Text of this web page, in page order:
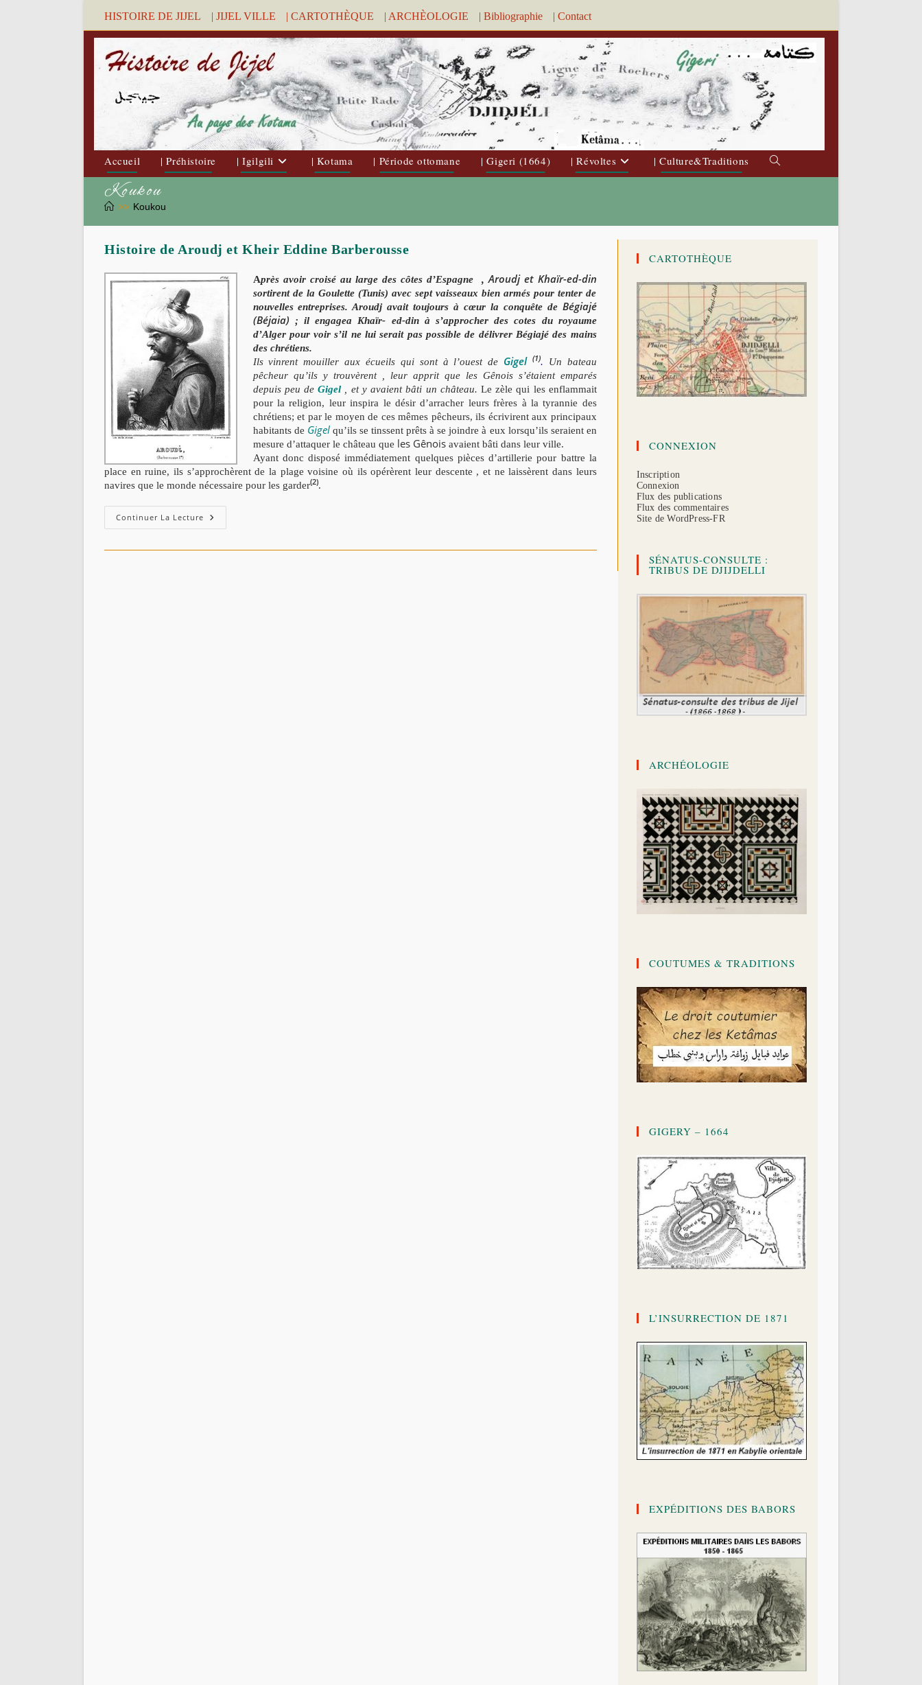
HISTOIRE DE JIJEL | JIJEL VILLE | CARTOTHÈQUE | ARCHÈOLOGIE | Bibliographie | Contact
Accueil | Préhistoire | Igilgili | Kotama | Période ottomane | Gigeri (1664) | Révoltes | Culture&Traditions
Toggle
Koukou
>> Koukou
Histoire de Aroudj et Kheir Eddine Barberousse
Après avoir croisé au large des côtes d’Espagne , Aroudj et Khaïr-ed-din
sortirent de la Goulette (Tunis) avec sept vaisseaux bien armés pour tenter de
nouvelles entreprises. Aroudj avait toujours à cœur la conquête de Bégiajé
(Béjaia) ; il engagea Khaïr- ed-din à s’approcher des cotes du royaume
d’Alger pour voir s’il ne lui serait pas possible de délivrer Bégiajé des mains
des chrétiens.
Ils vinrent mouiller aux écueils qui sont à l’ouest de Gigel (1). Un bateau
pêcheur qu’ils y trouvèrent , leur apprit que les Gênois s’étaient emparés
depuis peu deGigel , et y avaient bâti un château. Le zèle qui les enflammait
pour la religion, leur inspira le désir d’arracher leurs frères à la tyrannie des
chrétiens; et par le moyen de ces mêmes pêcheurs, ils écrivirent aux principaux
habitants de Gigel qu’ils se tinssent prêts à se joindre à eux lorsqu’ils seraient en
mesure d’attaquer le château que les Gênoisavaient bâti dans leur ville.
Ayant donc disposé immédiatement quelques pièces d’artillerie pour battre la
place en ruine, ils s’approchèrent de la plage voisine où ils opérèrent leur descente , et ne laissèrent dans leurs
navires que le monde nécessaire pour les garder(2).
Continuer La Lecture Histoire
De
CARTOTHÈQUE
CONNEXION
Inscription
Connexion
Flux des publications
Flux des commentaires
Site de WordPress-FR
SÉNATUS-CONSULTE :
TRIBUS DE DJIJDELLI
ARCHÉOLOGIE
COUTUMES & TRADITIONS
GIGERY – 1664
L’INSURRECTION DE 1871
EXPÉDITIONS DES BABORS